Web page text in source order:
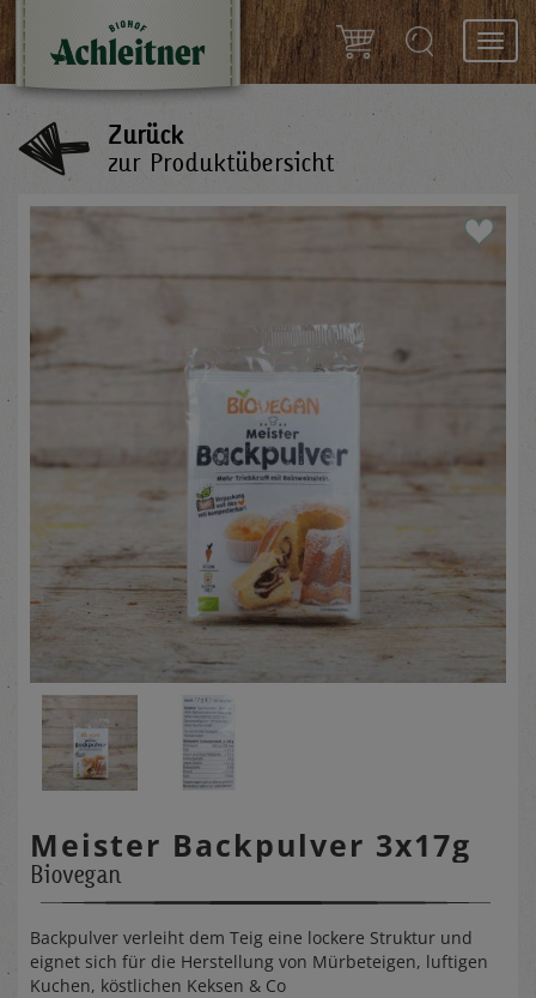
Zurück
zur Produktübersicht
Meister Backpulver 3x17g
Biovegan
Backpulver verleiht dem Teig eine lockere Struktur und
eignet sich für die Herstellung von Mürbeteigen, luftigen
Kuchen, köstlichen Keksen & Co